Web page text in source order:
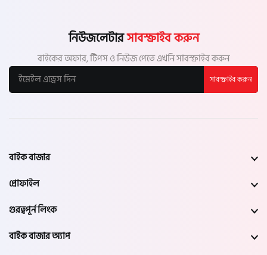
নিউজলেটারসাবস্ক্রাইব করুন
বাইকের অফার, টিপস ও নিউজ পেতে এখনি সাবস্ক্রাইব করুন
সাবস্ক্রাইব করুন
বাইক বাজার
প্রোফাইল
গুরত্বপূর্ন লিংক
বাইক বাজার অ্যাপ